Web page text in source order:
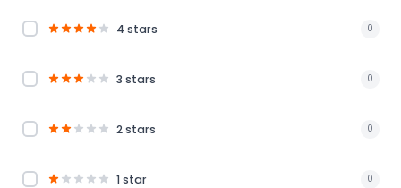
4 stars 0
3 stars 0
2 stars 0
1 star 0